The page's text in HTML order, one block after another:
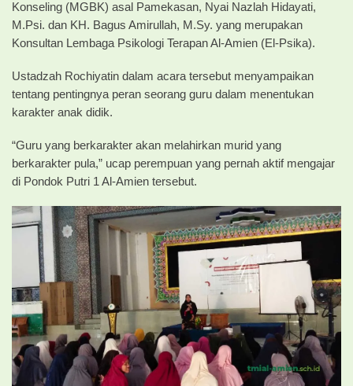
Konseling (MGBK) asal Pamekasan, Nyai Nazlah Hidayati,
M.Psi. dan KH. Bagus Amirullah, M.Sy. yang merupakan
Konsultan Lembaga Psikologi Terapan Al-Amien (El-Psika).
Ustadzah Rochiyatin dalam acara tersebut menyampaikan
tentang pentingnya peran seorang guru dalam menentukan
karakter anak didik.
“Guru yang berkarakter akan melahirkan murid yang
berkarakter pula,” ucap perempuan yang pernah aktif mengajar
di Pondok Putri 1 Al-Amien tersebut.